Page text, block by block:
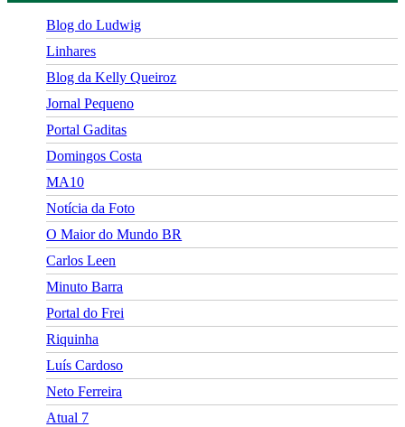
Blog do Ludwig
Linhares
Blog da Kelly Queiroz
Jornal Pequeno
Portal Gaditas
Domingos Costa
MA10
Notícia da Foto
O Maior do Mundo BR
Carlos Leen
Minuto Barra
Portal do Frei
Riquinha
Luís Cardoso
Neto Ferreira
Atual 7